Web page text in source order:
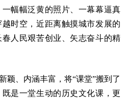
幅幅泛黄的照片、一幕幕逼真
时空，近距离触摸城市发展的
人民艰苦创业、矢志奋斗的精
颖、内涵丰富，将“课堂”搬到了
是一堂生动的历史文化课，更